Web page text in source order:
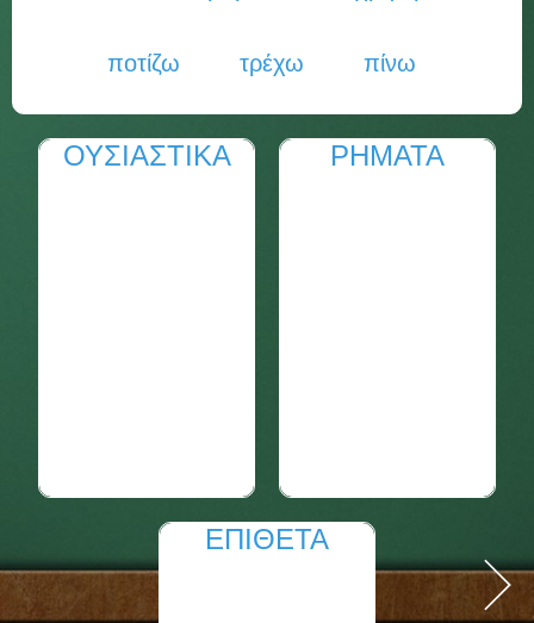
ποτίζω τρέχω πίνω
ΟΥΣΙΑΣΤΙΚΑ ΡΗΜΑΤΑ
ΕΠΙΘΕΤΑ